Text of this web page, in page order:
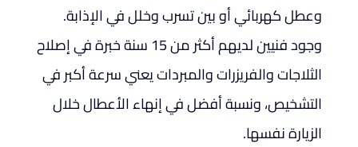
وعطل كهربائي أو بين تسرب وخلل في الإذابة.
وجود فنيين لديهم أكثر من 15 سنة خبرة في إصلاح
الثلاجات والفريزرات والمبردات يعني سرعة أكبر في
التشخيص، ونسبة أفضل في إنهاء الأعطال خلال
الزيارة نفسها.